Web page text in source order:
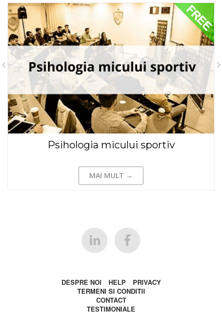
Psihologia micului sportiv
MAI MULT →
DESPRE NOI HELP
PRIVACY
TERMENI SI CONDITII
CONTACT
TESTIMONIALE